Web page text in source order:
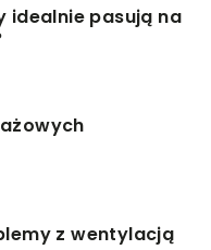
idealnie pasują na
z wentylacją